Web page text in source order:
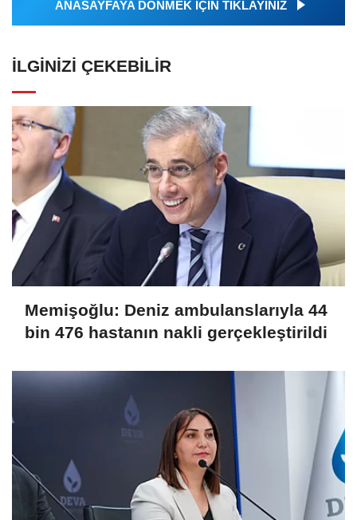
ANASAYFAYA DÖNMEK İÇİN TIKLAYINIZ
İLGINIZI ÇEKEBILIR
Memişoğlu: Deniz ambulanslarıyla 44
bin 476 hastanın nakli gerçekleştirildi